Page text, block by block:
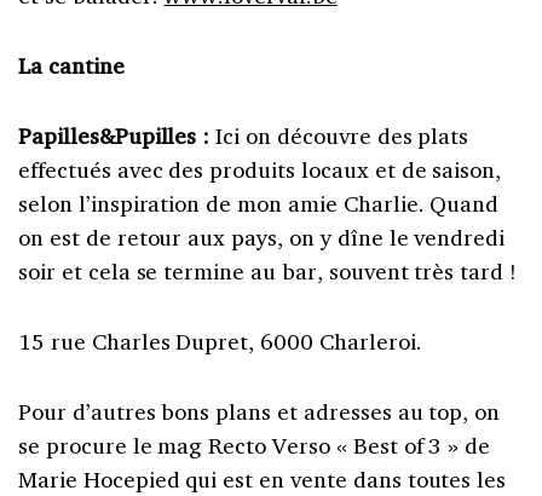
La cantine
Papilles&Pupilles : Ici on découvre des plats
effectués avec des produits locaux et de saison,
selon l’inspiration de mon amie Charlie. Quand
on est de retour aux pays, on y dîne le vendredi
soir et cela se termine au bar, souvent très tard !
15 rue Charles Dupret, 6000 Charleroi.
Pour d’autres bons plans et adresses au top, on
se procure le mag Recto Verso « Best of 3 » de
Marie Hocepied qui est en vente dans toutes les